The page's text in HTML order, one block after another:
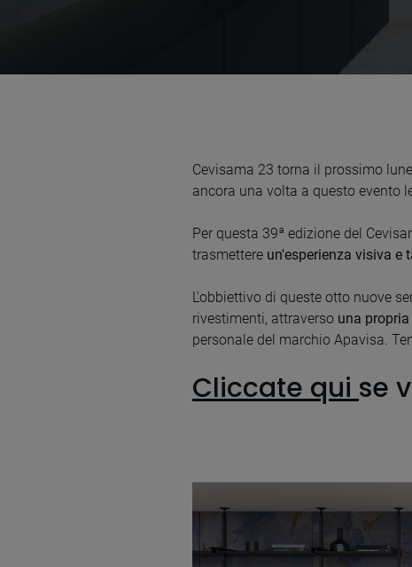
Cevisama 23 torna il prossimo
ancora una volta a questo evento
Per questa 39ª edizione del
trasmettere un'esperienza visiva e
L'obbiettivo di queste otto nuove
rivestimenti, attraverso una
personale del marchio Apavisa.
Cliccate qui se